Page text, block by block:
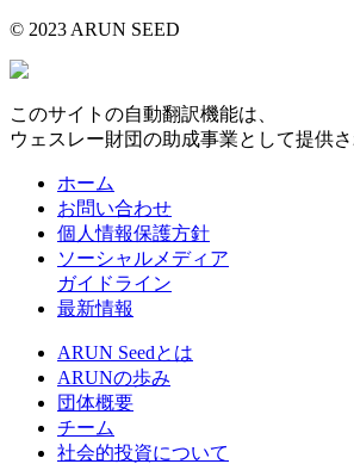
© 2023 ARUN SEED
このサイトの自動翻訳機能は、
ウェスレー財団の助成事業として提供
ホーム
お問い合わせ
個人情報保護方針
ソーシャルメディア
ガイドライン
最新情報
ARUN Seedとは
ARUNの歩み
団体概要
チーム
社会的投資について